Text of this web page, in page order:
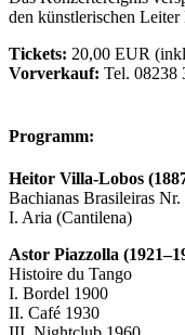
den künstlerischen
Tickets: 20,00 EUR
Vorverkauf: Tel. 08238
Programm:
Heitor Villa-Lobos
Bachianas Brasileiras Nr.
I. Aria (Cantilena)
Astor Piazzolla
Histoire du Tango
I. Bordel 1900
II. Café 1930